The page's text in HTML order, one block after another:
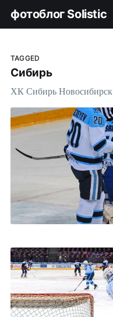
фотоблог Solistic
TAGGED
Сибирь
ХК Сибирь Новосибирск